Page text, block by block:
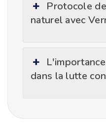
Protocole
naturel avec
dans la lutte